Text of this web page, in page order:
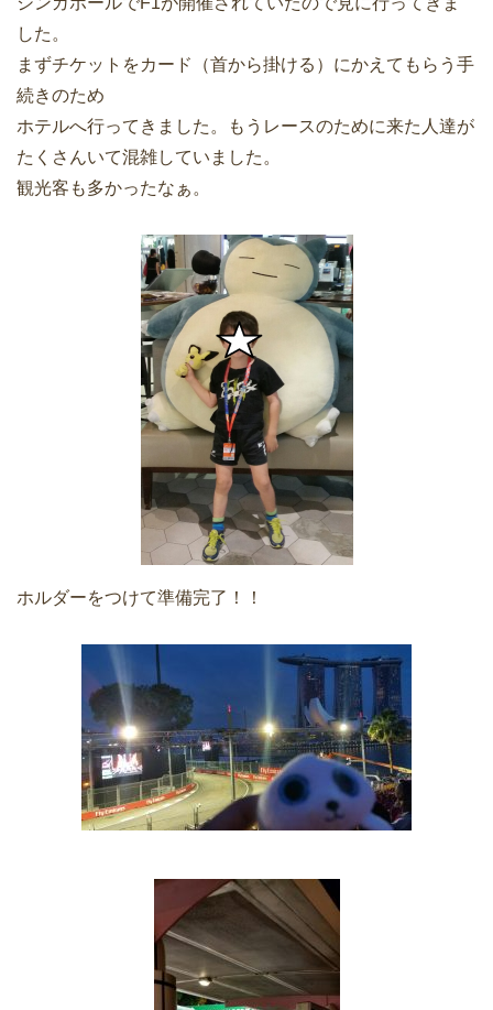
した。
まずチケットをカード（首から掛ける）にかえてもらう手
続きのため
ホテルへ行ってきました。もうレースのために来た人達が
たくさんいて混雑していました。
観光客も多かったなぁ。
ホルダーをつけて準備完了！！